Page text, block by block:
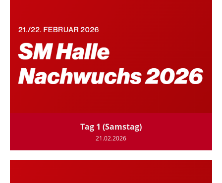
Tag 1 (Samstag)
21.02.2026